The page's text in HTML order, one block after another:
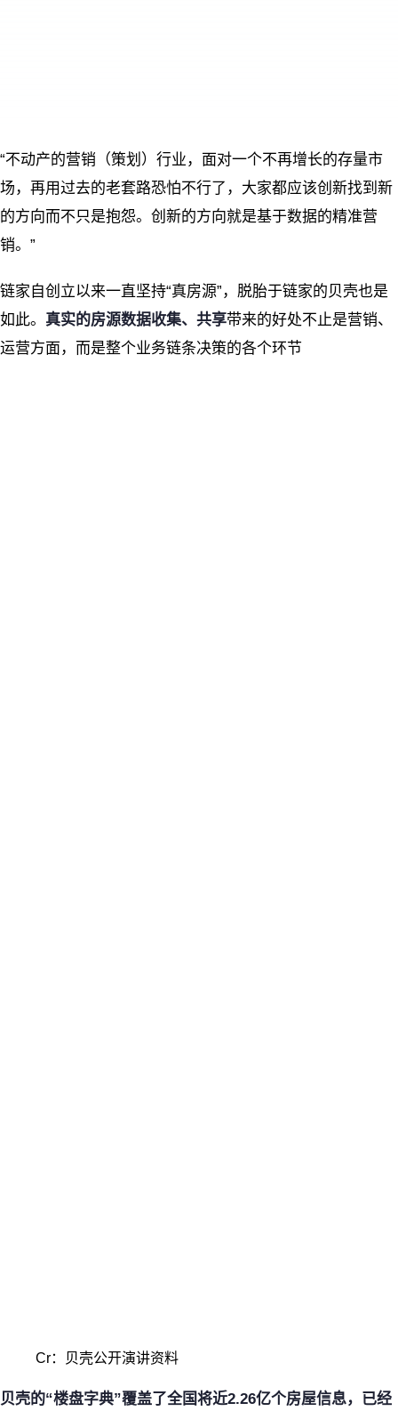
“不动产的营销（策划）行业，面对一个不再增长的存量市
场，再用过去的老套路恐怕不行了，大家都应该创新找到新
的方向而不只是抱怨。创新的方向就是基于数据的精准营
销。”
链家自创立以来一直坚持“真房源”，脱胎于链家的贝壳也是
如此。 真实的房源数据收集、共享带来的好处不止是营销、
运营方面，而是整个业务链条决策的各个环节
Cr：贝壳公开演讲资料
贝壳的“楼盘字典”覆盖了全国将近2.26亿个房屋信息，已经